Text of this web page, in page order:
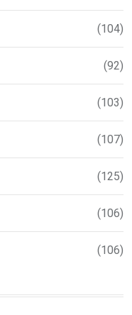
(104)
(92)
(103)
(107)
(125)
(106)
(106)